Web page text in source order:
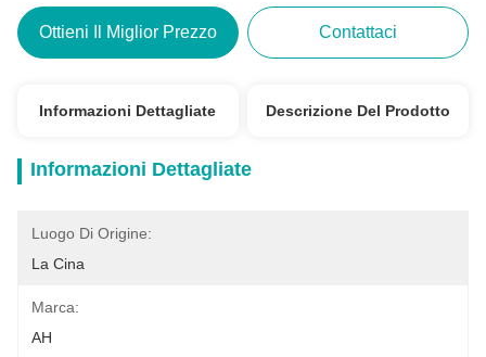
Ottieni Il Miglior Prezzo Contattaci
Informazioni Dettagliate Descrizione Del Prodotto
Informazioni Dettagliate
Luogo Di Origine:
La Cina
Marca:
AH